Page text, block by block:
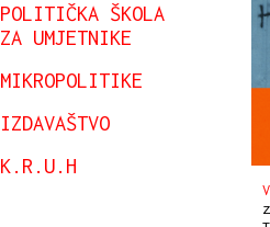
POLITIČKA ŠKOLA
ZA UMJETNIKE
MIKROPOLITIKE
IZDAVAŠTVO
K.R.U.H